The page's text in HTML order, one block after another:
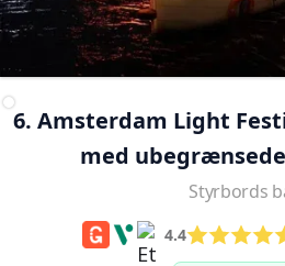
6. Amsterdam Light
med
Styrbords
4.4